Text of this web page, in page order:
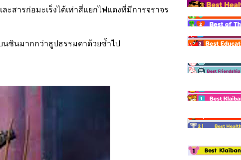
สารก่อมะเร็งได้เท่าสี่แยกไฟแดงที่มีการจราจร
นซินมากกว่าธูปธรรมดาด้วยซ้ำไป